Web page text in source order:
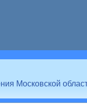
Московской